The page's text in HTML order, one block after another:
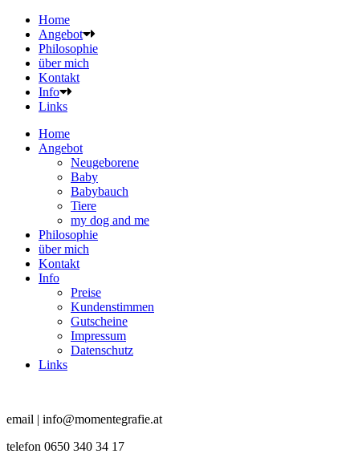
Home
Angebot
Philosophie
über mich
Kontakt
Info
Links
Home
Angebot
Neugeborene
Baby
Babybauch
Tiere
my dog and me
Philosophie
über mich
Kontakt
Info
Preise
Kundenstimmen
Gutscheine
Impressum
Datenschutz
Links
email | info@momentegrafie.at
telefon 0650 340 34 17